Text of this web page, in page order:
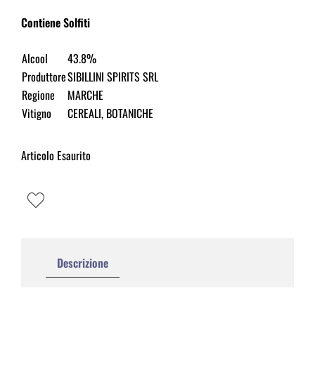
Contiene Solfiti
Alcool
43.8%
ProduttoreSIBILLINI SPIRITS SRL
Regione
MARCHE
Vitigno
CEREALI, BOTANICHE
Articolo Esaurito
Descrizione